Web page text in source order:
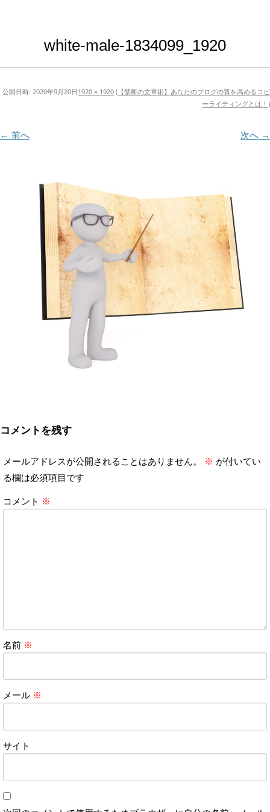
white-male-1834099_1920
公開日時: 2020年9月20日 1920 × 1920 ( 【禁断の文章術】あなたのブログの質を高めるコピ
ーライティングとは！ )
← 前へ 次へ →
コメントを残す
メールアドレスが公開されることはありません。 ※ が付いてい
る欄は必須項目です
コメント ※
名前 ※
メール ※
サイト